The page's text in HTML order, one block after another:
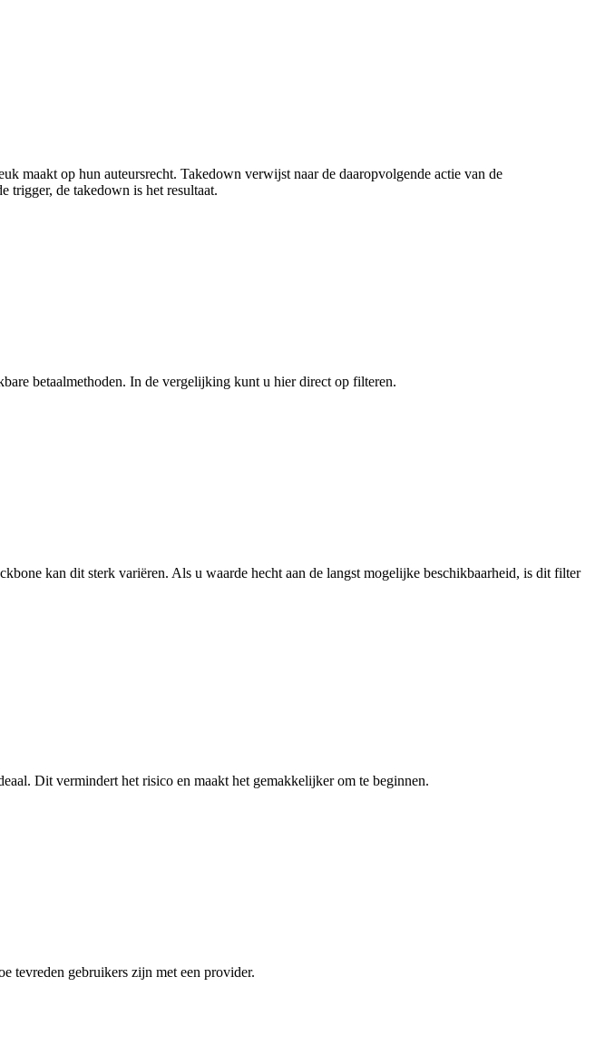
maakt op hun auteursrecht. Takedown verwijst naar de daaropvolgende actie van de
trigger, de takedown is het resultaat.
betaalmethoden. In de vergelijking kunt u hier direct op filteren.
kan dit sterk variëren. Als u waarde hecht aan de langst mogelijke beschikbaarheid, is dit filter
Dit vermindert het risico en maakt het gemakkelijker om te beginnen.
tevreden gebruikers zijn met een provider.